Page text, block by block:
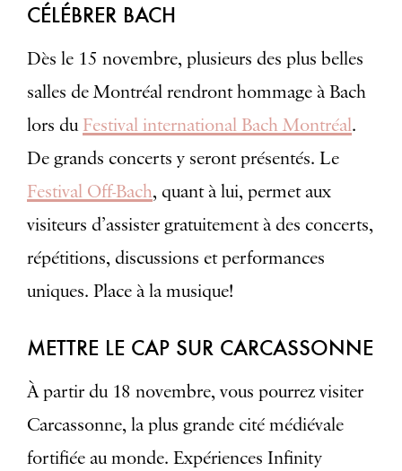
CÉLÉBRER BACH
Dès le 15 novembre, plusieurs des plus belles
salles de Montréal rendront hommage à Bach
lors duFestival international Bach Montréal.
De grands concerts y seront présentés. Le
Festival Off-Bach, quant à lui, permet aux
visiteurs d’assister gratuitement à des concerts,
répétitions, discussions et performances
uniques. Place à la musique!
METTRE LE CAP SUR CARCASSONNE
À partir du 18 novembre, vous pourrez visiter
Carcassonne, la plus grande cité médiévale
fortifiée au monde. Expériences Infinity